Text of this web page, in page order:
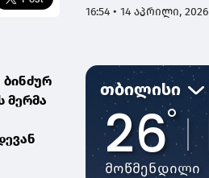
ბინძურ
მერმა
16:54 • 14 აპრილი, 2026